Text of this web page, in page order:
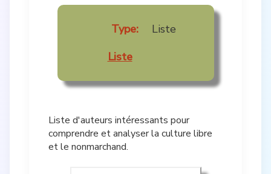
Type:
Liste
Liste
Liste d'auteurs intéressants pour
comprendre et analyser la culture libre
et le nonmarchand.